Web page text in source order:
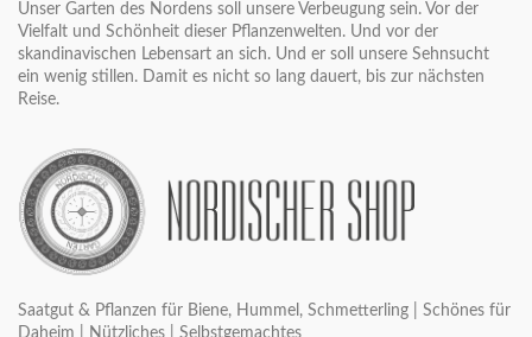
Unser Garten des Nordens soll unsere Verbeugung sein. Vor der
Vielfalt und Schönheit dieser Pflanzenwelten. Und vor der
skandinavischen Lebensart an sich. Und er soll unsere Sehnsucht
ein wenig stillen. Damit es nicht so lang dauert, bis zur nächsten
Reise.
Saatgut & Pflanzen für Biene, Hummel, Schmetterling | Schönes für
Daheim | Nützliches | Selbstgemachtes